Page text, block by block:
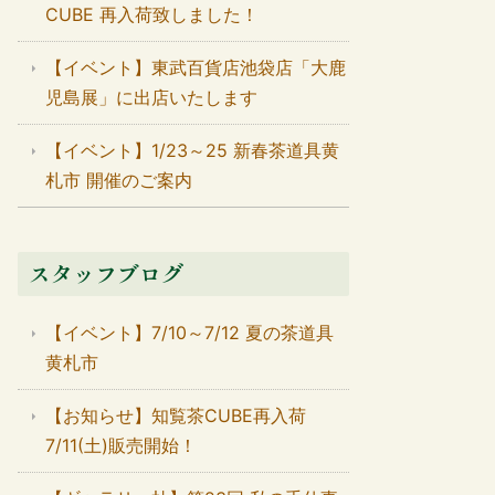
CUBE 再入荷致しました！
【イベント】東武百貨店池袋店「大鹿
児島展」に出店いたします
【イベント】1/23～25 新春茶道具黄
札市 開催のご案内
スタッフブログ
【イベント】7/10～7/12 夏の茶道具
黄札市
【お知らせ】知覧茶CUBE再入荷
7/11(土)販売開始！